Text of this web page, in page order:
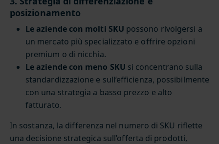
posizionamento
Le aziende con molti SKU possono rivolgersi a
un mercato più specializzato e offrire opzioni
premium o di nicchia.
Le aziende con meno SKU si concentrano sulla
standardizzazione e sull’efficienza, possibilmente
con una strategia a basso prezzo e alto
fatturato.
In sostanza, la differenza nel numero di SKU riflette
una decisione strategica sull’offerta di prodotti,